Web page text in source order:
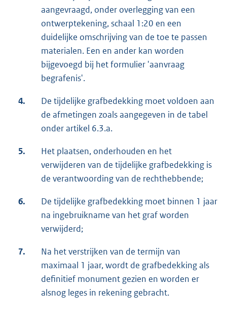
aangevraagd, onder overlegging van een
ontwerptekening, schaal 1:20 en een
duidelijke omschrijving van de toe te passen
materialen. Een en ander kan worden
bijgevoegd bij het formulier 'aanvraag
begrafenis'.
4.
De tijdelijke grafbedekking moet voldoen aan
de afmetingen zoals aangegeven in de tabel
onder artikel 6.3.a.
5.
Het plaatsen, onderhouden en het
verwijderen van de tijdelijke grafbedekking is
de verantwoording van de rechthebbende;
6.
De tijdelijke grafbedekking moet binnen 1 jaar
na ingebruikname van het graf worden
verwijderd;
7.
Na het verstrijken van de termijn van
maximaal 1 jaar, wordt de grafbedekking als
definitief monument gezien en worden er
alsnog leges in rekening gebracht.